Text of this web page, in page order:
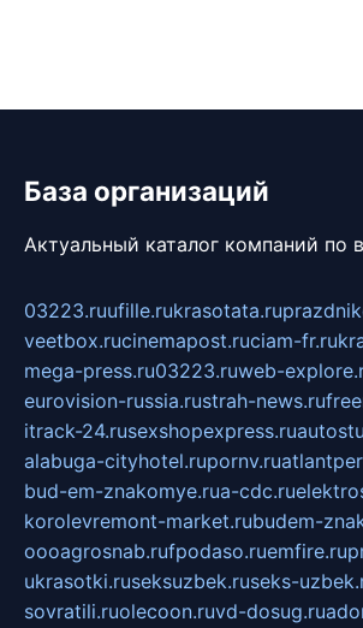
База организаций
Актуальный каталог компаний по
03223.ruufille.rukrasotata.ru
veetbox.rucinemapost.ruciam-fr.ru
mega-press.ru03223.ruweb-
eurovision-russia.rustrah-news.ru
itrack-24.rusexshopexpress.ru
alabuga-cityhotel.rupornv.ru
bud-em-znakomye.rua-cdc.ru
korolevremont-market.rubudem-
oooagrosnab.rufpodaso.ruemfire.ru
ukrasotki.ruseksuzbek.ruseks-
sovratili.ruolecoon.ruvd-dosug.ru